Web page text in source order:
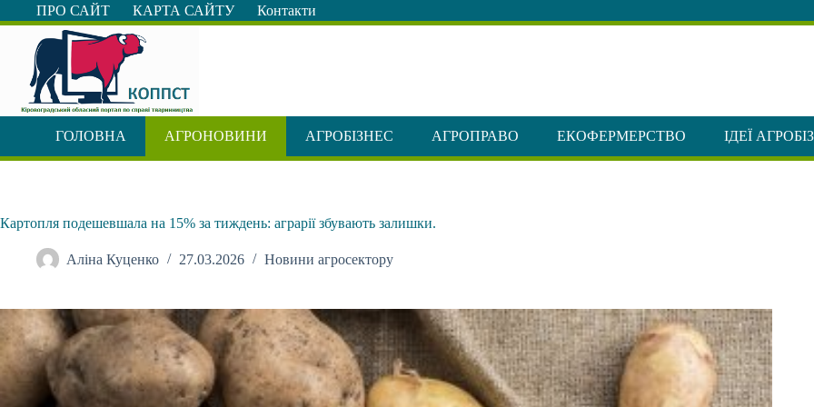
Перейти
до
ПРО САЙТ КАРТА САЙТУ Контакти
ГОЛОВНА АГРОНОВИНИ АГРОБІЗНЕС АГРОПРАВО ЕКОФЕРМЕРСТВО ІДЕЇ
Картопля подешевшала на 15% за тиждень: аграрії збувають залишки.
Аліна Куценко 27.03.2026 Новини агросектору